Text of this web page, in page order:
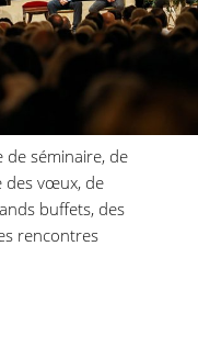
de séminaire, de
des vœux, de
buffets, des
rencontres